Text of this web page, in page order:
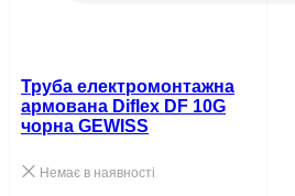
Труба електромонтажна
армована Diflex DF 10G
чорна GEWISS
Немає в наявності